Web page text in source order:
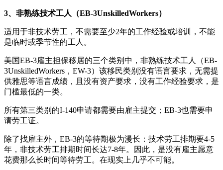
3、非熟练技术工人（EB-3UnskilledWorkers）
适用于非技术劳工，不需要至少2年的工作经验或培训，不能
是临时或季节性的工人。
美国EB-3雇主担保移居的三个类别中，非熟练技术工人（EB-
3UnskilledWorkers，EW-3）该移民类别没有语言要求，无需提
供雅思等语言成绩，且没有资产要求，没有工作经验要求，是
门槛最低的一类。
所有第三类别的I-140申请都需要由雇主提交；EB-3也需要申
请劳工证。
除了找雇主外，EB-3的等待期极为漫长：技术劳工排期要4-5
年，非技术劳工排期时间长达7-8年。因此，是没有雇主愿意
花费那么长时间等待劳工。在现实上几乎不可能。